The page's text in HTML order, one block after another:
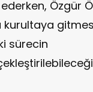
Özgür
kurultaya
sürecin